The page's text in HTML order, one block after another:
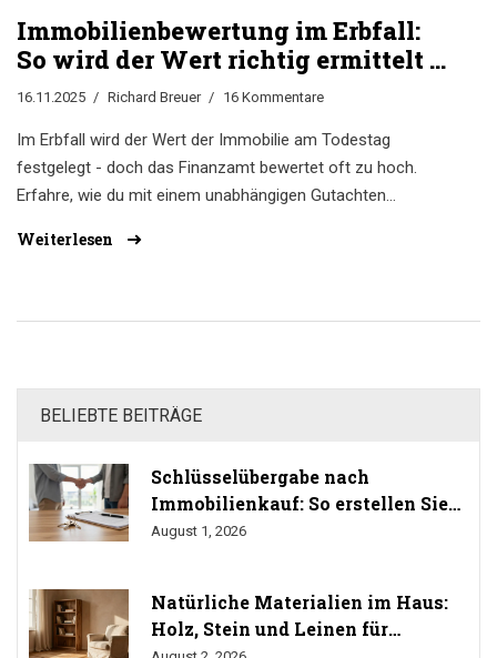
Immobilienbewertung im Erbfall:
So wird der Wert richtig ermittelt -
Gutachten, Stichtag und
16.11.2025 Richard Breuer 16 Kommentare
Im Erbfall wird der Wert der Immobilie am Todestag
festgelegt - doch das Finanzamt bewertet oft zu hoch.
Erfahre, wie du mit einem unabhängigen Gutachten
warum der Stichtag entscheidend ist.
Weiterlesen
BELIEBTE BEITRÄGE
Schlüsselübergabe nach
Immobilienkauf: So erstellen Sie
das Übergabeprotokoll richtig
August 1, 2026
Natürliche Materialien im Haus:
Holz, Stein und Leinen für